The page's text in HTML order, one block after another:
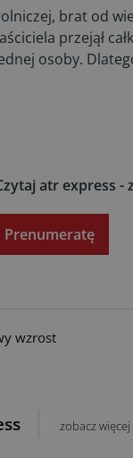
brat od
przejął
osoby.
atr express -
Prenumeratę
wzrost
zobacz więcej